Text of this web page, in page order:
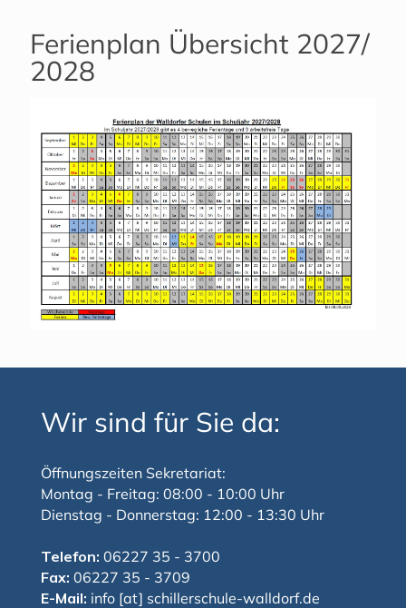
Ferienplan Übersicht 2027/
2028
Wir sind für Sie da:
Öffnungszeiten Sekretariat:
Montag - Freitag: 08:00 - 10:00 Uhr
Dienstag - Donnerstag: 12:00 - 13:30 Uhr
Telefon: 06227 35 - 3700
Fax: 06227 35 - 3709
E-Mail: info [at] schillerschule-walldorf.de